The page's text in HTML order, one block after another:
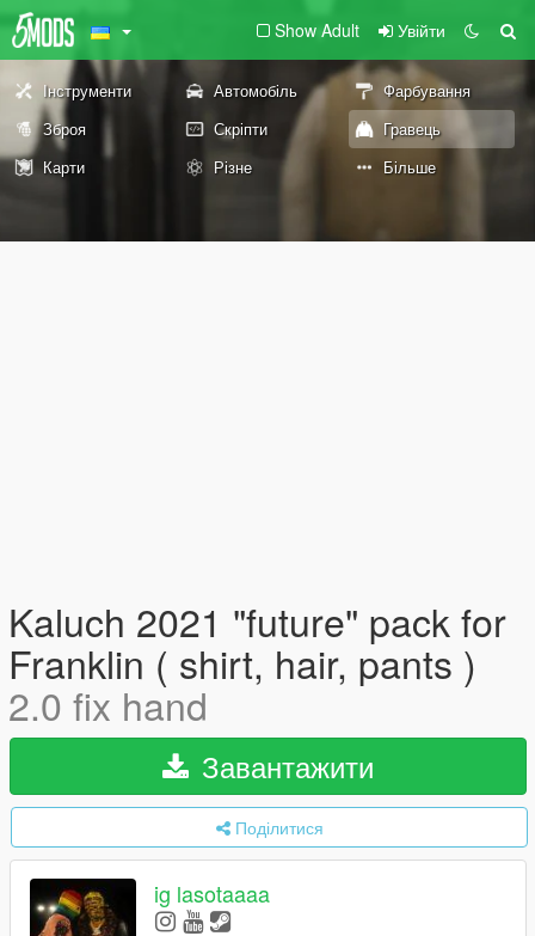
Show Adult Увійти
Інструменти Автомобіль
Фарбування
Зброя
Скріпти
Гравець
Карти
Різне Більше
Kaluch 2021 "future" pack for
Franklin ( shirt, hair, pants )
2.0 fix hand
Завантажити
Поділитися
ig lasotaaaa